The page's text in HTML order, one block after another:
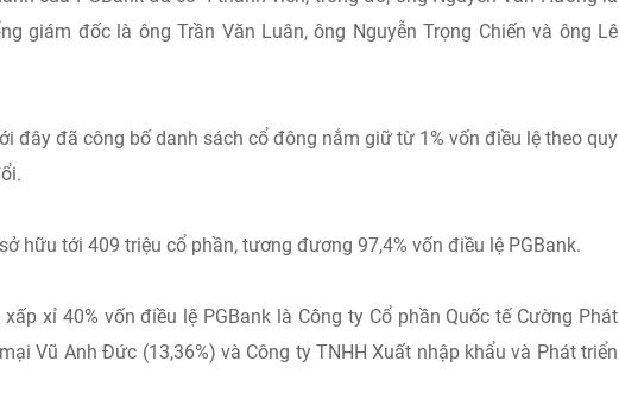
giám đốc là ông Trần Văn Luân, ông Nguyễn Trọng Chiến và ông Lê
đây đã công bố danh sách cổ đông nắm giữ từ 1% vốn điều lệ theo quy
hữu tới 409 triệu cổ phần, tương đương 97,4% vốn điều lệ PGBank.
xỉ 40% vốn điều lệ PGBank là Công ty Cổ phần Quốc tế Cường Phát
Vũ Anh Đức (13,36%) và Công ty TNHH Xuất nhập khẩu và Phát triển